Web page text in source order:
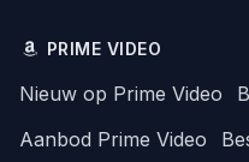
PRIME VIDEO
Nieuw op Prime Video
Aanbod Prime Video